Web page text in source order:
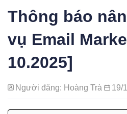
Thông báo
vụ Email
10.2025]
Người đăng: Hoàng Trà 19/